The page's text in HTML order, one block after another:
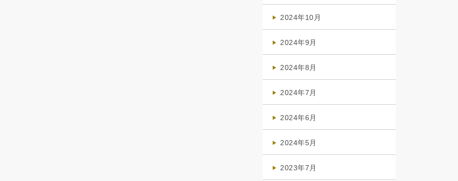
2024年10月
2024年9月
2024年8月
2024年7月
2024年6月
2024年5月
2023年7月